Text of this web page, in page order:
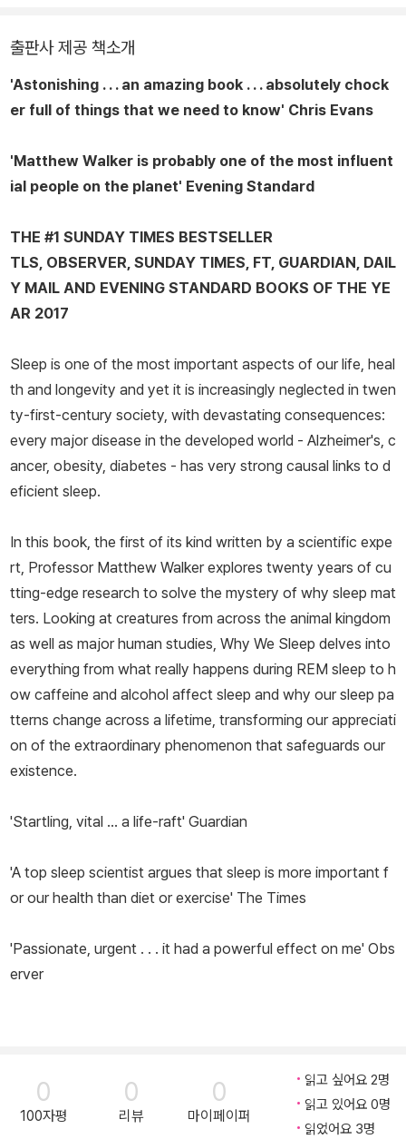
문을 발표하는 등, 활발하게 대중과 소통하며 연구 활동에도 매진하
고 있다. 영국 리버풀에서 태어나 노팅엄 대학교에서 신경 과학을 전
공했고 런던의 메디컬 리서치 카운실에서 신경 생리학 박사 학위를
로 재직했으며, 2007년부터는 UC 버클리에서 신경 과학 및 심리학
을 가르치고 있다. UC 버클리 심리학과 산하 <인간 수면 과학 연구
서, 수면이 인간의 건강과 질병에 미치는 영향이 그의 주요 연구 주제
이다. 미국 국립 과학 재단NSF과 국립 보건원NIH으로부터 다수의
연구 지원 기금상을 수상했으며, 미국 국립 과학 아카데미NAS의 카
블리 펠로우Kavli Fellow에 선정되었다. 2017년부터 알파벳 산하
수면 과학자로 활동 중이다.
출판사 제공 책소개
'Astonishing . . . an amazing book . . . absolutely chock
er full of things that we need to know' Chris Evans
'Matthew Walker is probably one of the most influent
ial people on the planet' Evening Standard
THE #1 SUNDAY TIMES BESTSELLER
TLS, OBSERVER, SUNDAY TIMES, FT, GUARDIAN, DAIL
Y MAIL AND EVENING STANDARD BOOKS OF THE YE
AR 2017
Sleep is one of the most important aspects of our life, heal
th and longevity and yet it is increasingly neglected in twen
ty-first-century society, with devastating consequences:
every major disease in the developed world - Alzheimer's, c
ancer, obesity, diabetes - has very strong causal links to d
eficient sleep.
In this book, the first of its kind written by a scientific expe
rt, Professor Matthew Walker explores twenty years of cu
tting-edge research to solve the mystery of why sleep mat
ters. Looking at creatures from across the animal kingdom
as well as major human studies, Why We Sleep delves into
everything from what really happens during REM sleep to h
ow caffeine and alcohol affect sleep and why our sleep pa
tterns change across a lifetime, transforming our appreciati
on of the extraordinary phenomenon that safeguards our
existence.
'Startling, vital ... a life-raft' Guardian
'A top sleep scientist argues that sleep is more important f
or our health than diet or exercise' The Times
'Passionate, urgent . . . it had a powerful effect on me' Obs
erver
0
100자평
0
리뷰
0
마이페이퍼
읽고 싶어요 2명
읽고 있어요 0명
읽었어요 3명